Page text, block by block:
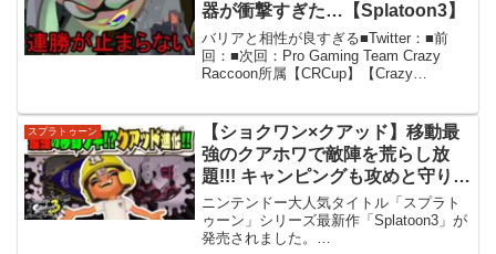
器が衝撃すぎた…【Splatoon3】
バリアと相性が良すぎる■Twitter：■前
回：■次回：Pro Gaming Team Crazy
Raccoon所属​【CRCup】【Crazy
スプラトゥーン
【ショクワン×クアッド】移動最
強のクアホワで敵陣を荒らし放
題!!! キャンピングも攻めと守りの
両立で強化!!! 公式の情報まとめ
【#スプラトゥーン3】
【#Splatoon3】
ニンテンドー大人気タイトル「スプラト
ゥーン」シリーズ最新作「Splatoon3」が
発売されました。